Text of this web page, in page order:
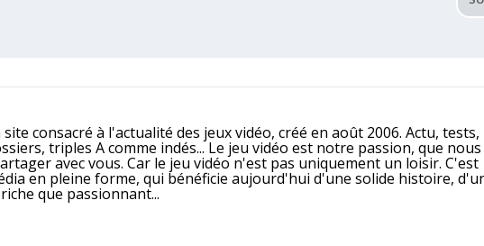
consacré à l'actualité des jeux vidéo, créé en août 2006. Actu, tests,
triples A comme indés... Le jeu vidéo est notre passion, que
avec vous. Car le jeu vidéo n'est pas uniquement un loisir. C'est
en pleine forme, qui bénéficie aujourd'hui d'une solide histoire,
que passionnant...